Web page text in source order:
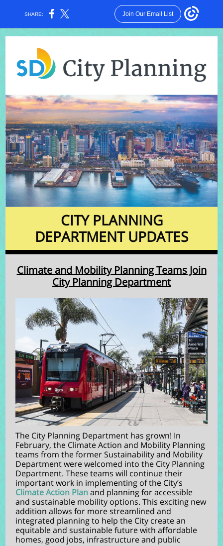
SHARE: Join Our Email List
CITY PLANNING
DEPARTMENT UPDATES
Climate and Mobility Planning Teams Join
City Planning Department
The City Planning Department has grown! In
February, the Climate Action and Mobility Planning
teams from the former Sustainability and Mobility
Department were welcomed into the City Planning
Department. These teams will continue their
important work in implementing of the City’s
Climate Action Planand planning for accessible
and sustainable mobility options. This exciting new
addition allows for more streamlined and
integrated planning to help the City create an
equitable and sustainable future with affordable
homes, good jobs, infrastructure and public